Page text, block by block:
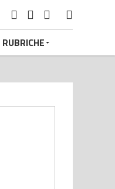
RUBRICHE